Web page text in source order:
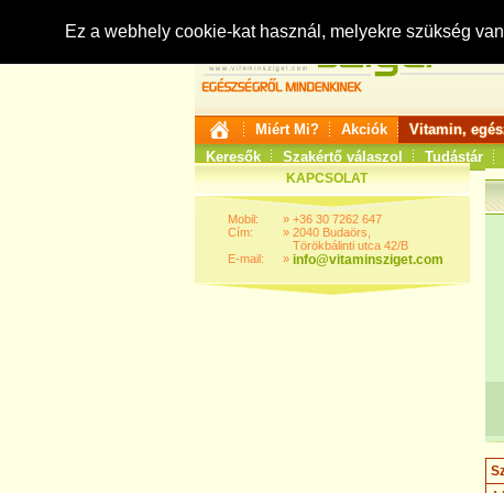
Ez a webhely cookie-kat használ, melyekre szükség
Miért Mi? Akciók Vitamin,
Keresők
Szakértő válaszol Tudástár
KAPCSOLAT
Mobil:
Cím:
E-mail:
»
»
»
+36 30 7262 647
2040 Budaörs,
Törökbálinti utca 42/B
info@vitaminsziget.com